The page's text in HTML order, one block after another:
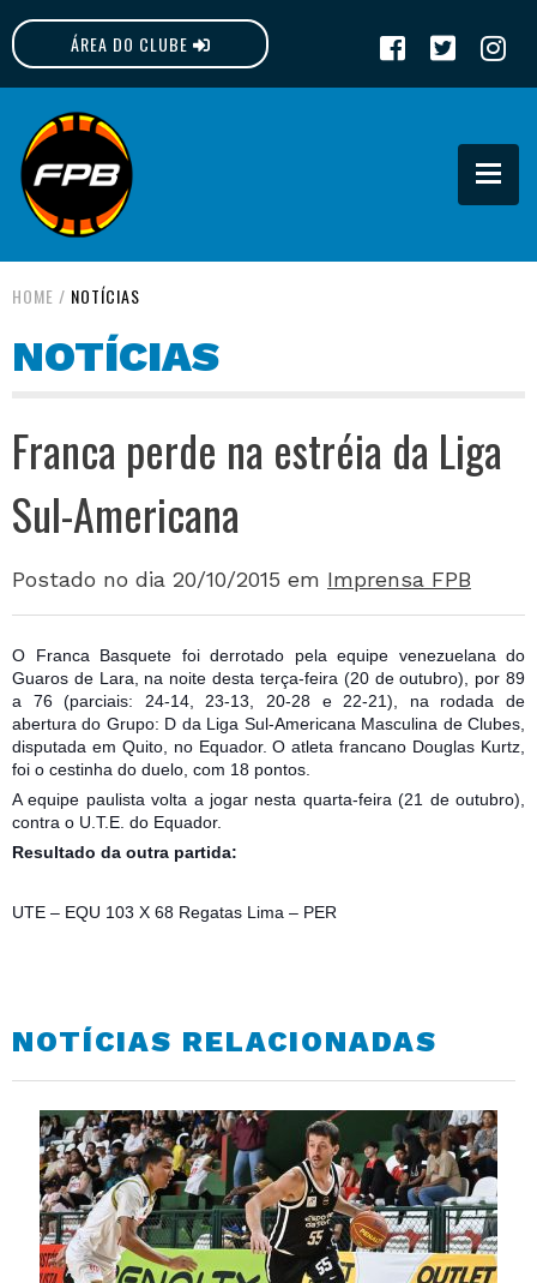
ÁREA DO CLUBE
FPB
HOME / NOTÍCIAS
NOTÍCIAS
Franca perde na estréia da Liga
Sul-Americana
Postado no dia 20/10/2015 em Imprensa FPB
O Franca Basquete foi derrotado pela equipe venezuelana do
Guaros de Lara, na noite desta terça-feira (20 de outubro), por 89
a 76 (parciais: 24-14, 23-13, 20-28 e 22-21), na rodada de
abertura do Grupo: D da Liga Sul-Americana Masculina de Clubes,
disputada em Quito, no Equador. O atleta francano Douglas Kurtz,
foi o cestinha do duelo, com 18 pontos.
A equipe paulista volta a jogar nesta quarta-feira (21 de outubro)
contra o U.T.E. do Equador.
Resultado da outra partida:
UTE – EQU 103 X 68 Regatas Lima – PER
NOTÍCIAS RELACIONADAS